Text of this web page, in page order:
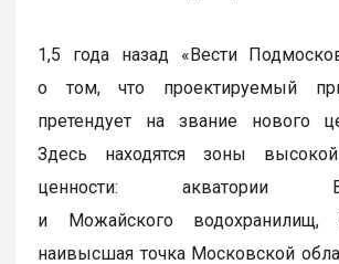
1,5 года назад «Вести
о том, что проектируемый
претендует на звание нового
Здесь находятся зоны высокой
ценности: акватории
и Можайского водохранилищ,
наивысшая точка Московской